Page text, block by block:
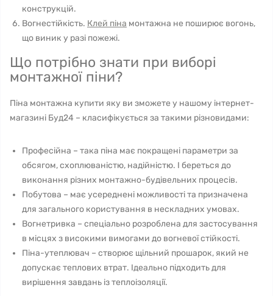
конструкцій.
Вогнестійкість. Клей піна монтажна не поширює вогонь,
що виник у разі пожежі.
Що потрібно знати при виборі
монтажної піни?
Піна монтажна купити яку ви зможете у нашому інтернет-
магазині Буд24 – класифікується за такими різновидами:
Професійна – така піна має покращені параметри за
обсягом, схоплюваністю, надійністю. І береться до
виконання різних монтажно-будівельних процесів.
Побутова – має усереднені можливості та призначена
для загального користування в нескладних умовах.
Вогнетривка – спеціально розроблена для застосування
в місцях з високими вимогами до вогневої стійкості.
Піна-утеплювач – створює щільний прошарок, який не
допускає теплових втрат. Ідеально підходить для
вирішення завдань із теплоізоляції.